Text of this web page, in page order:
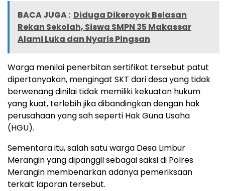
BACA JUGA : Diduga Dikeroyok Belasan
Rekan Sekolah, Siswa SMPN 35 Makassar
Alami Luka dan Nyaris Pingsan
Warga menilai penerbitan sertifikat tersebut patut
dipertanyakan, mengingat SKT dari desa yang tidak
berwenang dinilai tidak memiliki kekuatan hukum
yang kuat, terlebih jika dibandingkan dengan hak
perusahaan yang sah seperti Hak Guna Usaha
(HGU).
Sementara itu, salah satu warga Desa Limbur
Merangin yang dipanggil sebagai saksi di Polres
Merangin membenarkan adanya pemeriksaan
terkait laporan tersebut.